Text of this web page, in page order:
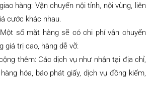
hàng: Vận chuyển nội tỉnh, nội vùng, liên
cước khác nhau.
số mặt hàng sẽ có chi phí vận chuyển
giá trị cao, hàng dễ vỡ.
thêm: Các dịch vụ như nhận tại địa chỉ,
hóa, báo phát giấy, dịch vụ đồng kiểm,